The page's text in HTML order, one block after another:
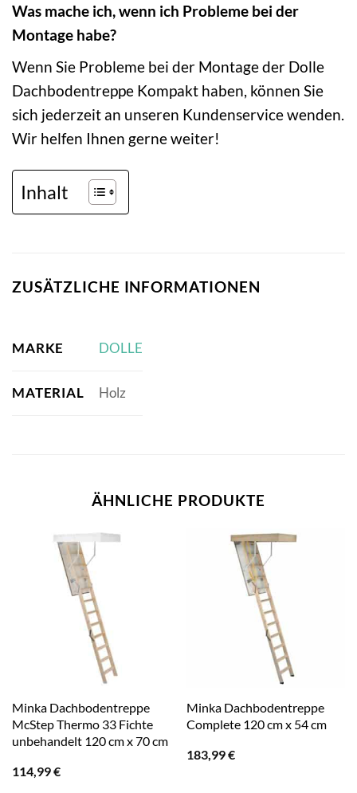
Was mache ich, wenn ich Probleme bei der
Montage habe?
Wenn Sie Probleme bei der Montage der Dolle
Dachbodentreppe Kompakt haben, können Sie
sich jederzeit an unseren Kundenservice wenden.
Wir helfen Ihnen gerne weiter!
Inhalt
ZUSÄTZLICHE INFORMATIONEN
MARKE DOLLE
MATERIAL Holz
ÄHNLICHE PRODUKTE
Minka Dachbodentreppe
McStep Thermo 33 Fichte
unbehandelt 120 cm x 70 cm
114,99€
Minka Dachbodentreppe
Complete 120 cm x 54 cm
183,99€